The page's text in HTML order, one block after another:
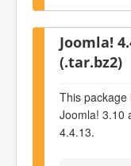
Joomla!
(.tar.bz2)
This
Joomla! 3.10
4.4.13.